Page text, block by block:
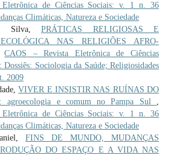
de Ciências Sociais: v. 1 n. 36
Climáticas, Natureza e Sociedade
Silva,PRÁTICAS RELIGIOSAS E
NAS RELIGIÕES AFRO-
CAOS – Revista Eletrônica de Ciências
Sociologia da Saúde; Religiosidades
2009
VIVER E INSISTIR NAS RUÍNAS DO
agroecologia e comum no Pampa Sul ,
de Ciências Sociais: v. 1 n. 36
Climáticas, Natureza e Sociedade
FINS DE MUNDO, MUDANÇAS
DO ESPAÇO E A VIDA NAS